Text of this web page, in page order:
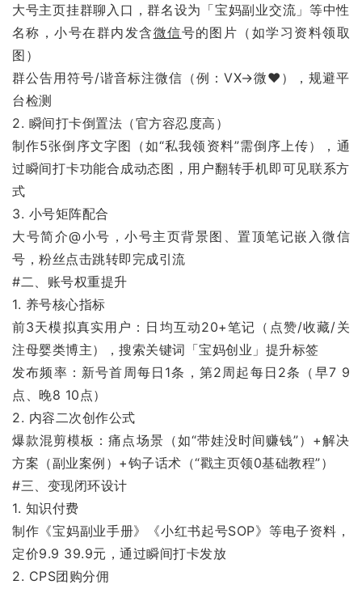
大号主页挂群聊入口，群名设为「宝妈副业交流」等中性
名称，小号在群内发含微信号的图片（如学习资料领取
图）
群公告用符号/谐音标注微信（例：VX→微❤️），规避平
台检测
2. 瞬间打卡倒置法（官方容忍度高）
制作5张倒序文字图（如“私我领资料”需倒序上传），通
过瞬间打卡功能合成动态图，用户翻转手机即可见联系方
式
3. 小号矩阵配合
大号简介@小号，小号主页背景图、置顶笔记嵌入微信
号，粉丝点击跳转即完成引流
#二、账号权重提升
1. 养号核心指标
前3天模拟真实用户：日均互动20+笔记（点赞/收藏/关
注母婴类博主），搜索关键词「宝妈创业」提升标签
发布频率：新号首周每日1条，第2周起每日2条（早7 9
点、晚8 10点）
2. 内容二次创作公式
爆款混剪模板：痛点场景（如“带娃没时间赚钱”）+解决
方案（副业案例）+钩子话术（“戳主页领0基础教程”）
#三、变现闭环设计
1. 知识付费
制作《宝妈副业手册》《小红书起号SOP》等电子资料，
定价9.9 39.9元，通过瞬间打卡发放
2. CPS团购分佣